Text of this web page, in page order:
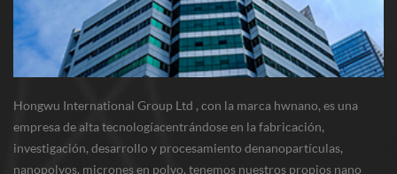
Hongwu International Group Ltd , con la marca hwnano, es una
empresa de alta tecnologíacentrándose en la fabricación,
investigación, desarrollo y procesamiento denanopartículas,
nanopolvos, micrones en polvo. tenemos nuestros propios nano